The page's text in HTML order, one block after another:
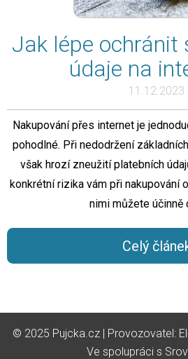
Jak lépe ochránit
údaje na
11.12.2023
Nakupování přes internet je
pohodlné. Při nedodržení
však hrozí zneužití platebních
konkrétní rizika vám při nakupování
nimi můžete účinně
Celý
© 2025 Pujcka.cz | Provozovatel:
Ve spolupráci s